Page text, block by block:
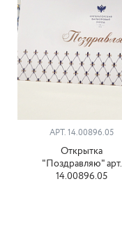
АРТ. 14.00896.05
Открытка
"Поздравляю" арт.
14.00896.05